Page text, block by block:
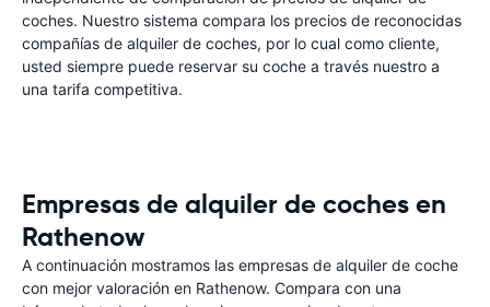
coches. Nuestro sistema compara los precios de reconocidas
compañías de alquiler de coches, por lo cual como cliente,
usted siempre puede reservar su coche a través nuestro a
una tarifa competitiva.
Empresas de alquiler de coches en
Rathenow
A continuación mostramos las empresas de alquiler de coche
con mejor valoración en Rathenow. Compara con una